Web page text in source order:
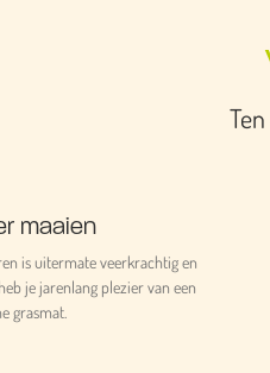
maaien
is uitermate veerkrachtig en
je jarenlang plezier van een
grasmat.